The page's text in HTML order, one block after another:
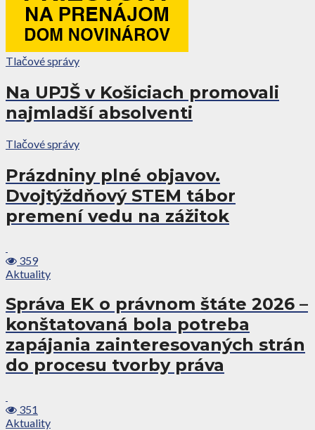
Tlačové správy
Na UPJŠ v Košiciach promovali
najmladší absolventi
Tlačové správy
Prázdniny plné objavov.
Dvojtýždňový STEM tábor
premení vedu na zážitok
359
Aktuality
Správa EK o právnom štáte 2026 –
konštatovaná bola potreba
zapájania zainteresovaných strán
do procesu tvorby práva
351
Aktuality